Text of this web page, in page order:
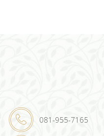
081-955-7165